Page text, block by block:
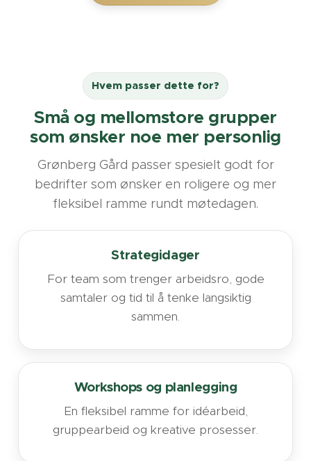
Hvem passer dette for?
Små og mellomstore grupper
som ønsker noe mer personlig
Grønberg Gård passer spesielt godt for
bedrifter som ønsker en roligere og mer
fleksibel ramme rundt møtedagen.
Strategidager
For team som trenger arbeidsro, gode
samtaler og tid til å tenke langsiktig
sammen.
Workshops og planlegging
En fleksibel ramme for idéarbeid,
gruppearbeid og kreative prosesser.